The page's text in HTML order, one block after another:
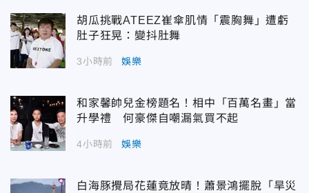
胡瓜挑戰ATEEZ崔傘肌情「震胸舞」遭虧
肚子狂晃：變抖肚舞
3小時前 娛樂
和家馨帥兒金榜題名！相中「百萬名畫」當
升學禮 何豪傑自嘲漏氣買不起
4小時前 娛樂
白海豚攪局花蓮竟放晴！蕭景鴻擺脫「旱災